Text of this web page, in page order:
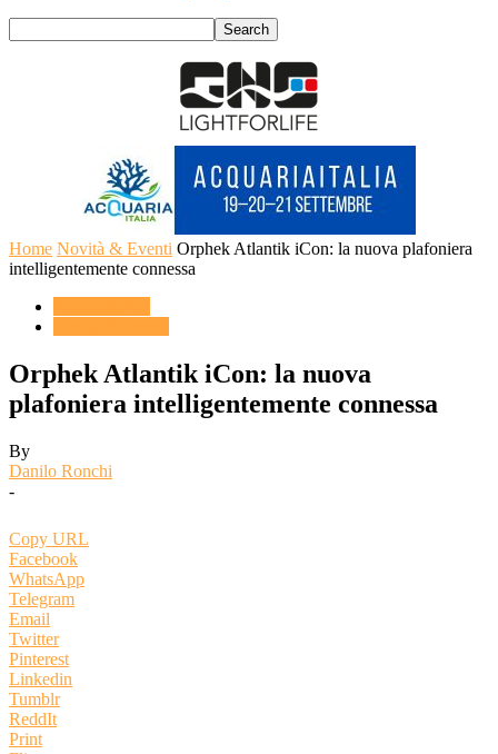
Home Novità & Eventi Orphek Atlantik iCon: la nuova plafoniera
intelligentemente connessa
Orphek Atlantik iCon: la nuova
plafoniera intelligentemente connessa
By
Danilo Ronchi
-
Copy URL
Facebook
WhatsApp
Telegram
Email
Twitter
Pinterest
Linkedin
Tumblr
ReddIt
Print